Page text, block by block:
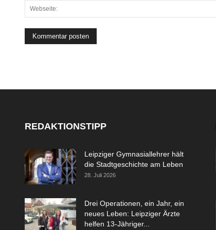
REDAKTIONSTIPP
Leipziger Gymnasiallehrer hält
die Stadtgeschichte am Leben
28. Juli 2026
Drei Operationen, ein Jahr, ein
neues Leben: Leipziger Ärzte
helfen 13-Jähriger...